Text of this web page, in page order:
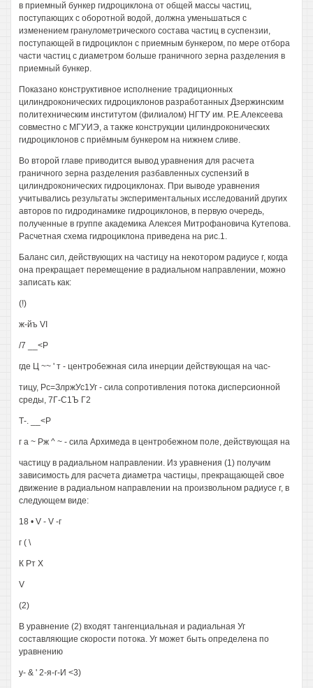
в приемный бункер гидроциклона от общей массы частиц,
поступающих с оборотной водой, должна уменьшаться с
изменением гранулометрического состава частиц в суспензии,
поступающей в гидроциклон с приемным бункером, по мере отбора
части частиц с диаметром больше граничного зерна разделения в
приемный бункер.
Показано конструктивное исполнение традиционных
цилиндроконических гидроциклонов разработанных Дзержинским
политехническим институтом (филиалом) НГТУ им. Р.Е.Алексеева
совместно с МГУИЭ, а также конструкции цилиндроконических
гидроциклонов с приёмным бункером на нижнем сливе.
Во второй главе приводится вывод уравнения для расчета
граничного зерна разделения разбавленных суспензий в
цилиндроконических гидроциклонах. При выводе уравнения
учитывались результаты экспериментальных исследований других
авторов по гидродинамике гидроциклонов, в первую очередь,
полученные в группе академика Алексея Митрофановича Кутепова.
Расчетная схема гидроциклона приведена на рис.1.
Баланс сил, действующих на частицу на некотором радиусе г, когда
она прекращает перемещение в радиальном направлении, можно
записать как:
(!)
ж-йъ VI
/7 __<Р
где Ц ~~ ' т - центробежная сила инерции действующая на час-
тицу, Рс=ЗлржУс1Уг - сила сопротивления потока дисперсионной
среды, 7Г-С1Ъ Г2
Т-. __<Р
г а ~ Рж ^ ~ - сила Архимеда в центробежном поле, действующая на
частицу в радиальном направлении. Из уравнения (1) получим
зависимость для расчета диаметра частицы, прекращающей свое
движение в радиальном направлении на произвольном радиусе г, в
следующем виде:
18 • V - V -г
г ( \
К Рт Х
V
(2)
В уравнение (2) входят тангенциальная и радиальная Уг
составляющие скорости потока. Уг может быть определена по
уравнению
у- & ' 2-я-г-И <3)